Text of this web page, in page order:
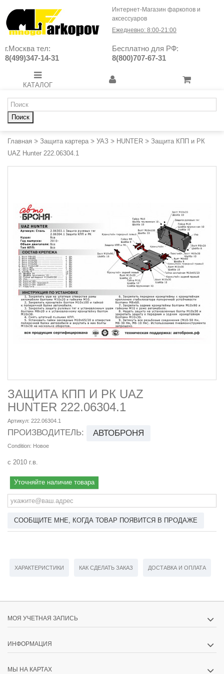
Интернет-Магазин фаркопов и
аксессуаров
Ежедневно: 8:00-21:00
г.Москва тел:
8(499)347-14-31
Бесплатно для РФ:
8(800)707-67-31
КАТАЛОГ
Поиск
Главная > Защита картера > УАЗ > HUNTER > Защита КПП и РК
UAZ Hunter 222.06304.1
ЗАЩИТА КПП И РК UAZ
HUNTER 222.06304.1
Артикул: 222.06304.1
ПРОИЗВОДИТЕЛЬ: АВТОБРОНЯ
Condition: Новое
с 2010 г.в.
Уточняйте наличие товара
СООБЩИТЕ МНЕ, КОГДА ТОВАР ПОЯВИТСЯ В ПРОДАЖЕ
ХАРАКТЕРИСТИКИ КАК СДЕЛАТЬ ЗАКАЗ ДОСТАВКА И ОПЛАТА
МОЯ УЧЕТНАЯ ЗАПИСЬ
ИНФОРМАЦИЯ
МЫ НА КАРТАХ